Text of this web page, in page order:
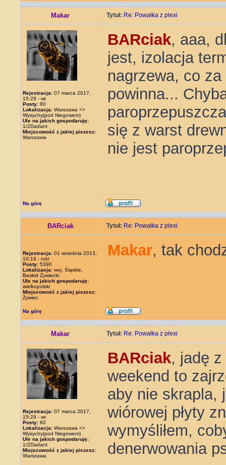
Makar Tytuł: Re: Powałka z plexi
Rejestracja: 07 marca 2017,
15:29 - wt
Posty: 80
Lokalizacja: Warszawa <>
Wysychy(pod Niegowem)
Ule na jakich gospodaruję:
1/2Dadant
Miejscowość z jakiej piszesz:
Warszawa
BARciak, aaa,
jest, izolacja
nagrzewa, co
powinna...
się z warst
nie jest
Na górę
BARciak Tytuł: Re: Powałka z plexi
Rejestracja: 01 września 2013,
10:18 - ndz
Posty: 5390
Lokalizacja: woj. Śląskie,
Beskid Żywiecki
Ule na jakich gospodaruję:
wielkopolski
Miejscowość z jakiej piszesz:
Żywiec
Makar, tak
Na górę
Makar Tytuł: Re: Powałka z plexi
Rejestracja: 07 marca 2017,
15:29 - wt
Posty: 80
Lokalizacja: Warszawa <>
Wysychy(pod Niegowem)
Ule na jakich gospodaruję:
1/2Dadant
Miejscowość z jakiej piszesz:
Warszawa
BARciak, jadę z
weekend to
aby nie skrapla,
wiórowej płyty
wymyśliłem,
denerwowania